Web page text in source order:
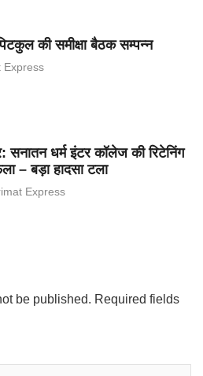
की समीक्षा बैठक सम्पन्न
Express
सनातन धर्म इंटर कॉलेज की रिटेनिंग
– बड़ा हादसा टला
Express
be published. Required fields